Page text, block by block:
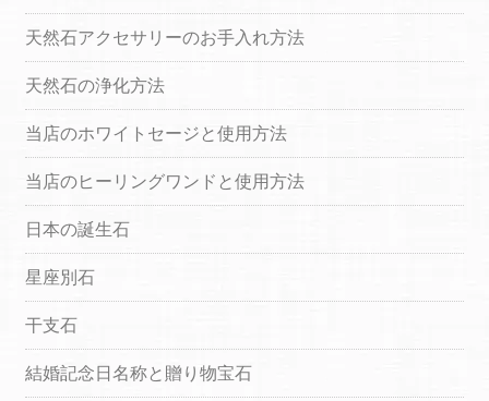
天然石アクセサリーのお手入れ方法
天然石の浄化方法
当店のホワイトセージと使用方法
当店のヒーリングワンドと使用方法
日本の誕生石
星座別石
干支石
結婚記念日名称と贈り物宝石